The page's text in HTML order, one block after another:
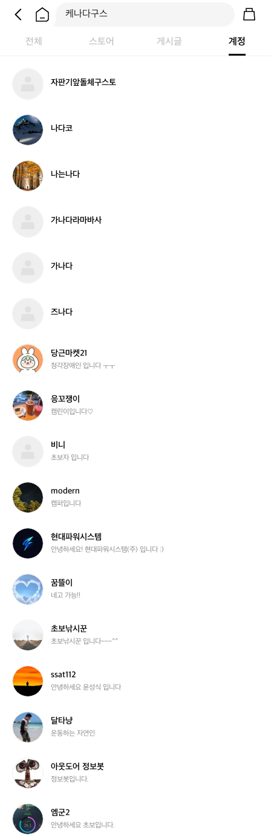
전체 스토어 게시글 계정
돌
체
구
토
자판기앞돌체구스토
나
다
코
나다코
나
는
나
나는나다
가나다라마바사
가나다
즈나다
당
근
마
2
1
당근마켓21
청각장애인 입니다 ㅜㅜ
응
꼬
쟁
응꼬쟁이
캠린이입니다♡
비니
초보자 입니다
m
o
d
r
n
modern
캠퍼입니다
현
대
파
시
스
템
현대파워시스템
안녕하세요! 현대파워시스템(주) 입니다 :)
꿈
뜰
이
꿈뜰이
네고 가능!!
보
낚
꾼
초보낚시꾼
초보낚시꾼 입니다~~~^^
s
s
a
1
1
2
ssat112
안녕하세요 윤성식 입니다
달
타
냥
달타냥
운동하는 자연인
아
웃
도
정
보
봇
아웃도어 정보봇
정보봇입니다.
엠
군
2
엠군2
안녕하세요 초보입니다.